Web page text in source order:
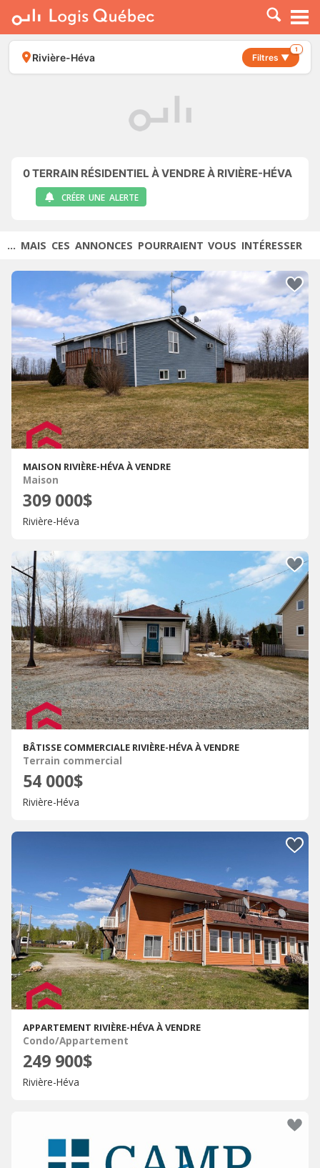
À LOUER
À VENDRE
PLACER UNE ANNONCE
Rivière-Héva Filtres ▼
1
0TERRAIN RÉSIDENTIEL À VENDRE À RIVIÈRE-HÉVA
CRÉER UNE ALERTE
... MAIS CES ANNONCES POURRAIENT VOUS INTÉRESSER
MAISON RIVIÈRE-HÉVA À VENDRE
Maison
309 000$
Rivière-Héva
BÂTISSE COMMERCIALE RIVIÈRE-HÉVA À VENDRE
Terrain commercial
54 000$
Rivière-Héva
APPARTEMENT RIVIÈRE-HÉVA À VENDRE
Condo/Appartement
249 900$
Rivière-Héva